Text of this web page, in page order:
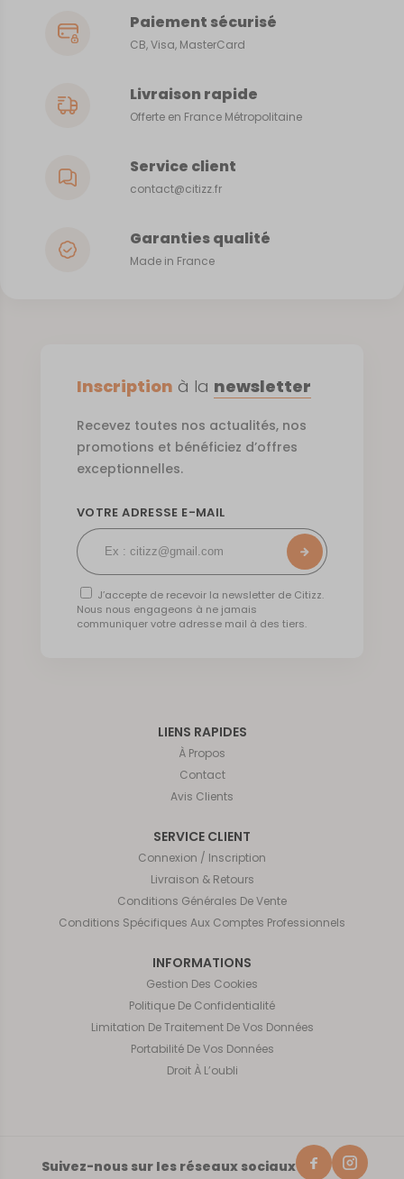
Paiement sécurisé
CB, Visa, MasterCard
Livraison rapide
Offerte en France Métropolitaine
Service client
contact@citizz.fr
Garanties qualité
Made in France
LIENS RAPIDES
À Propos
Contact
Avis Clients
SERVICE CLIENT
Connexion / Inscription
Livraison & Retours
Conditions Générales De Vente
Conditions Spécifiques Aux Comptes Professionnels
INFORMATIONS
Gestion Des Cookies
Politique De Confidentialité
Limitation De Traitement De Vos Données
Portabilité De Vos Données
Droit À L’oubli
Suivez-nous sur les réseaux sociaux
Inscription à la newsletter
Recevez toutes nos actualités, nos
promotions et bénéficiez d’offres
exceptionnelles.
VOTRE ADRESSE E-MAIL
J’accepte de recevoir la newsletter de Citizz.
Nous nous engageons à ne jamais
communiquer votre adresse mail à des tiers.